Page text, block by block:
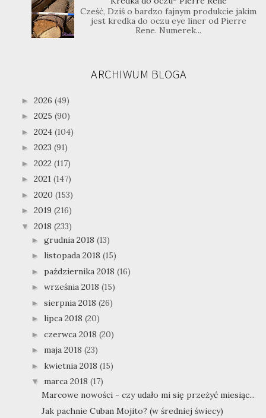
Cześć, Dziś o bardzo fajnym produkcie jakim
jest kredka do oczu eye liner od Pierre
Rene. Numerek...
ARCHIWUM BLOGA
► 2026 (49)
► 2025 (90)
► 2024 (104)
► 2023 (91)
► 2022 (117)
► 2021 (147)
► 2020 (153)
► 2019 (216)
▼ 2018 (233)
► grudnia 2018 (13)
► listopada 2018 (15)
► października 2018 (16)
► września 2018 (15)
► sierpnia 2018 (26)
► lipca 2018 (20)
► czerwca 2018 (20)
► maja 2018 (23)
► kwietnia 2018 (15)
▼ marca 2018 (17)
Marcowe nowości - czy udało mi się przeżyć miesiąc...
Jak pachnie Cuban Mojito? (w średniej świecy)